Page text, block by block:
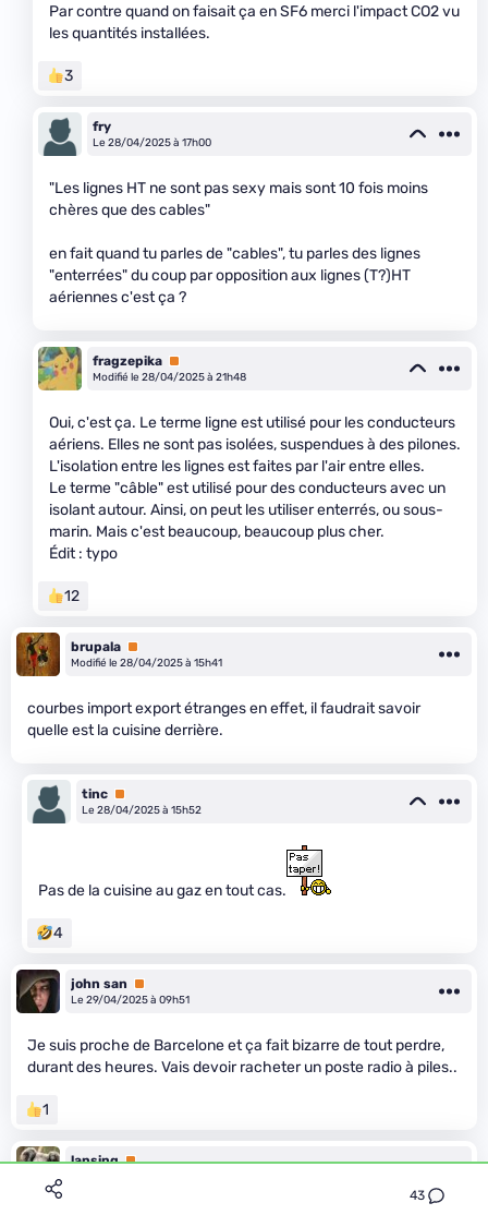
43
Par contre quand on faisait ça en SF6 merci l'impact CO2 vu
les quantités installées.
3
fry
Le 28/04/2025 à 17h00
"Les lignes HT ne sont pas sexy mais sont 10 fois moins
chères que des cables"
en fait quand tu parles de "cables", tu parles des lignes
"enterrées" du coup par opposition aux lignes (T?)HT
aériennes c'est ça ?
fragzepika Premium
Modifié le 28/04/2025 à 21h48
Oui, c'est ça. Le terme ligne est utilisé pour les conducteurs
aériens. Elles ne sont pas isolées, suspendues à des pilones.
L'isolation entre les lignes est faites par l'air entre elles.
Le terme "câble" est utilisé pour des conducteurs avec un
isolant autour. Ainsi, on peut les utiliser enterrés, ou sous-
marin. Mais c'est beaucoup, beaucoup plus cher.
Édit : typo
12
brupala Premium
Modifié le 28/04/2025 à 15h41
courbes import export étranges en effet, il faudrait savoir
quelle est la cuisine derrière.
tinc Premium
Le 28/04/2025 à 15h52
Pas de la cuisine au gaz en tout cas.
4
john san
Premium
Le 29/04/2025 à 09h51
Je suis proche de Barcelone et ça fait bizarre de tout perdre,
durant des heures. Vais devoir racheter un poste radio à piles..
1
lansing Premium